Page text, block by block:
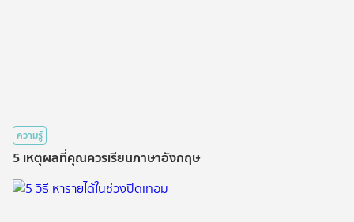
ความรู้
5 เหตุผลที่คุณควรเรียนภาษาอังกฤษ